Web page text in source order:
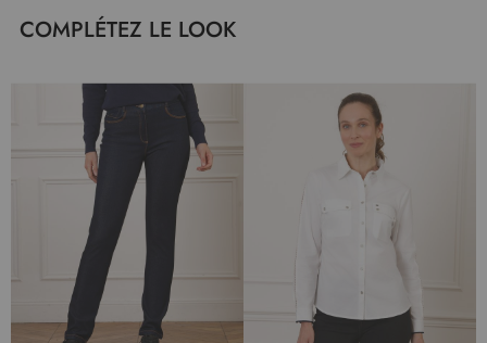
COMPLÉTEZ LE LOOK